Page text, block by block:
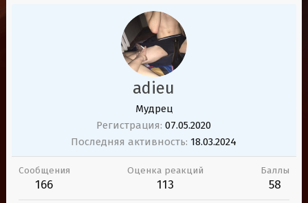
adieu
Мудрец
Регистрация 07.05.2020
Последняя активность 18.03.2024
Сообщения
166
Оценка реакций
113
Баллы
58